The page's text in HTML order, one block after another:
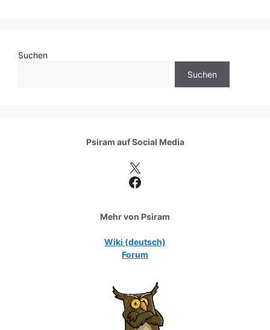
Suchen
Suchen
Psiram aufSocial Media
X
Facebook
Mehr von Psiram
Wiki (deutsch)
Forum